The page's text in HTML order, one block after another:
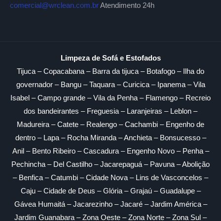
comercial@wrclean.com.brAtendimento 24h
Limpeza de Sofá e Estofados
Tijuca – Copacabana – Barra da tijuca – Botafogo – Ilha do
governador – Bangu – Taquara – Curicica – Ipanema – Vila
Isabel – Campo grande – Vila da Penha – Flamengo – Recreio
dos bandeirantes – Freguesia – Laranjeiras – Leblon –
Madureira – Catete – Realengo – Cachambi – Engenho de
dentro – Lapa – Rocha Miranda – Anchieta – Bonsucesso –
Anil – Bento Ribeiro – Cascadura – Engenho Novo – Penha –
Pechincha – Del Castilho – Jacarepaguá – Pavuna – Abolição
– Benfica – Catumbi – Cidade Nova – Lins de Vasconcelos –
Caju – Cidade de Deus – Glória – Grajaú – Guadalupe –
Gávea Humaitá – Jacarezinho – Jacaré – Jardim América –
Jardim Guanabara – Zona Oeste – Zona Norte – Zona Sul –